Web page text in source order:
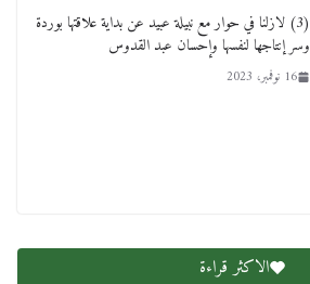
(3) لازلنا في حوار مع نبيلة عبيد عن بداية علاقتها بوردة
وسر إنتاجها لنفسها وإحسان عبد القدوس
16 نوفمبر، 2023
الاكثر قراءة